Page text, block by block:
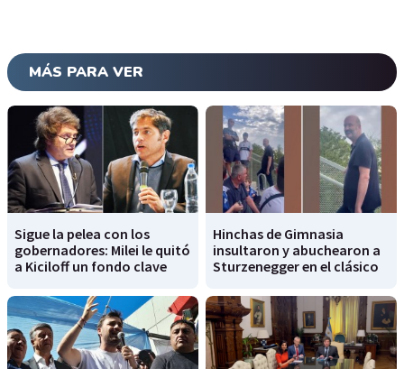
MÁS PARA VER
Sigue la pelea con los
gobernadores: Milei le quitó
a Kiciloff un fondo clave
Hinchas de Gimnasia
insultaron y abuchearon a
Sturzenegger en el clásico